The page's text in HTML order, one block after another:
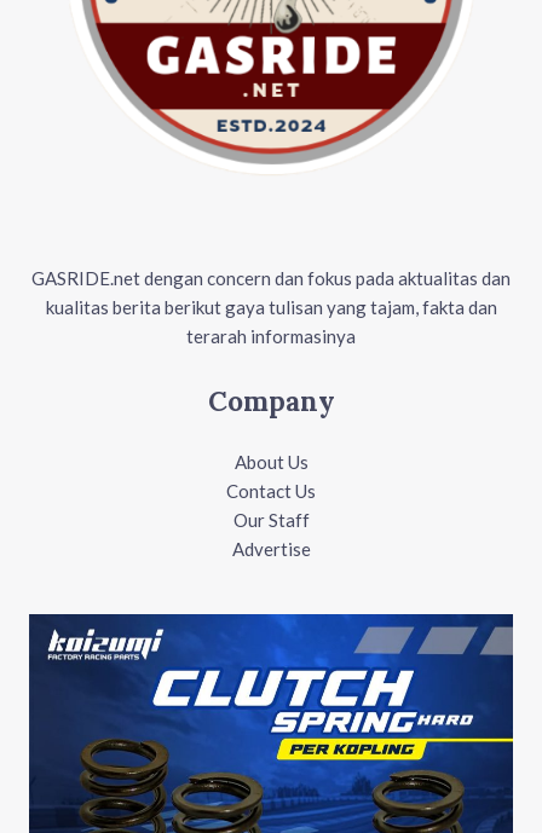
GASRIDE.net dengan concern dan fokus pada aktualitas dan
kualitas berita berikut gaya tulisan yang tajam, fakta dan
terarah informasinya
Company
About Us
Contact Us
Our Staff
Advertise